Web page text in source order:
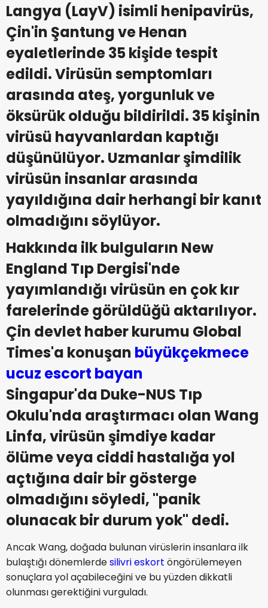
Langya (LayV) isimli henipavirüs,
Çin'in Şantung ve Henan
eyaletlerinde 35 kişide tespit
edildi. Virüsün semptomları
arasında ateş, yorgunluk ve
öksürük olduğu bildirildi. 35 kişinin
virüsü hayvanlardan kaptığı
düşünülüyor. Uzmanlar şimdilik
virüsün insanlar arasında
yayıldığına dair herhangi bir kanıt
olmadığını söylüyor.
Hakkında ilk bulguların New
England Tıp Dergisi'nde
yayımlandığı virüsün en çok kır
farelerinde görüldüğü aktarılıyor.
Çin devlet haber kurumu Global
Times'a konuşan büyükçekmece
ucuz escort bayan
Singapur'da Duke-NUS Tıp
Okulu'nda araştırmacı olan Wang
Linfa, virüsün şimdiye kadar
ölüme veya ciddi hastalığa yol
açtığına dair bir gösterge
olmadığını söyledi, "panik
olunacak bir durum yok" dedi.
Ancak Wang, doğada bulunan virüslerin insanlara ilk
bulaştığı dönemlerdesilivri eskort öngörülemeyen
sonuçlara yol açabileceğini ve bu yüzden dikkatli
olunması gerektiğini vurguladı.